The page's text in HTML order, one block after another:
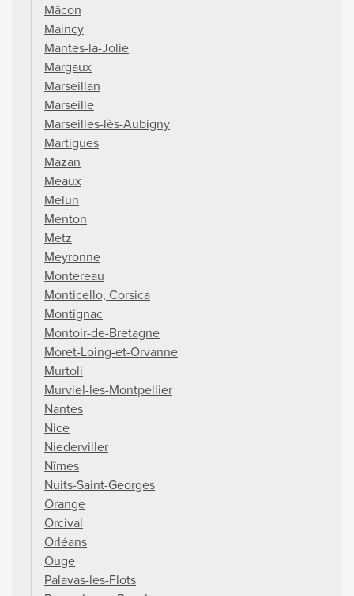
Mâcon
Maincy
Mantes-la-Jolie
Margaux
Marseillan
Marseille
Marseilles-lès-Aubigny
Martigues
Mazan
Meaux
Melun
Menton
Metz
Meyronne
Montereau
Monticello, Corsica
Montignac
Montoir-de-Bretagne
Moret-Loing-et-Orvanne
Murtoli
Murviel-les-Montpellier
Nantes
Nice
Niederviller
Nîmes
Nuits-Saint-Georges
Orange
Orcival
Orléans
Ouge
Palavas-les-Flots